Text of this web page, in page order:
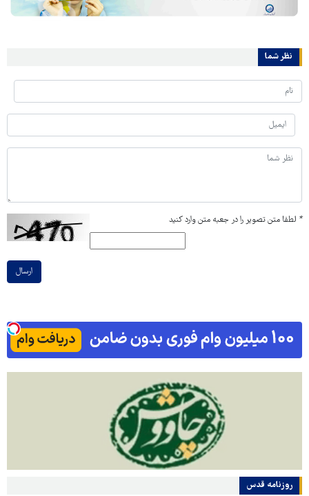
نظر شما
* لطفا متن تصویر را در جعبه متن وارد کنید
ارسال
روزنامه قدس